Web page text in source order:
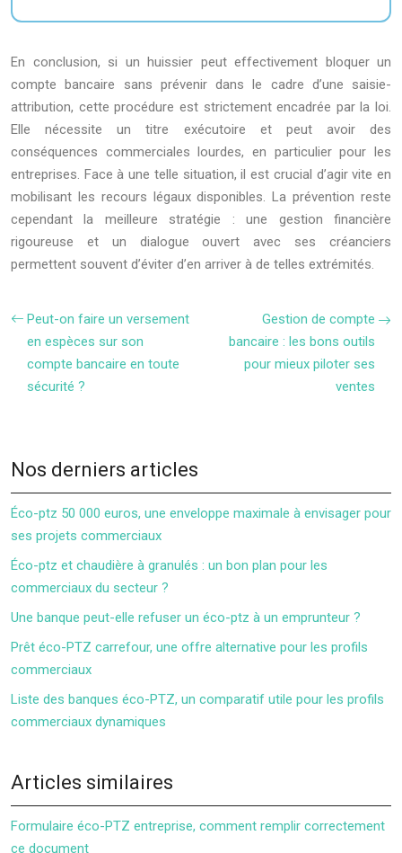
En conclusion, si un huissier peut effectivement bloquer un
compte bancaire sans prévenir dans le cadre d’une saisie-
attribution, cette procédure est strictement encadrée par la loi.
Elle nécessite un titre exécutoire et peut avoir des
conséquences commerciales lourdes, en particulier pour les
entreprises. Face à une telle situation, il est crucial d’agir vite en
mobilisant les recours légaux disponibles. La prévention reste
cependant la meilleure stratégie : une gestion financière
rigoureuse et un dialogue ouvert avec ses créanciers
permettent souvent d’éviter d’en arriver à de telles extrémités.
Peut-on faire un versement
en espèces sur son
compte bancaire en toute
sécurité ?
Gestion de compte
bancaire : les bons outils
pour mieux piloter ses
ventes
Nos derniers articles
Éco-ptz 50 000 euros, une enveloppe maximale à envisager pour
ses projets commerciaux
Éco-ptz et chaudière à granulés : un bon plan pour les
commerciaux du secteur ?
Une banque peut-elle refuser un éco-ptz à un emprunteur ?
Prêt éco-PTZ carrefour, une offre alternative pour les profils
commerciaux
Liste des banques éco-PTZ, un comparatif utile pour les profils
commerciaux dynamiques
Articles similaires
Formulaire éco-PTZ entreprise, comment remplir correctement
ce document